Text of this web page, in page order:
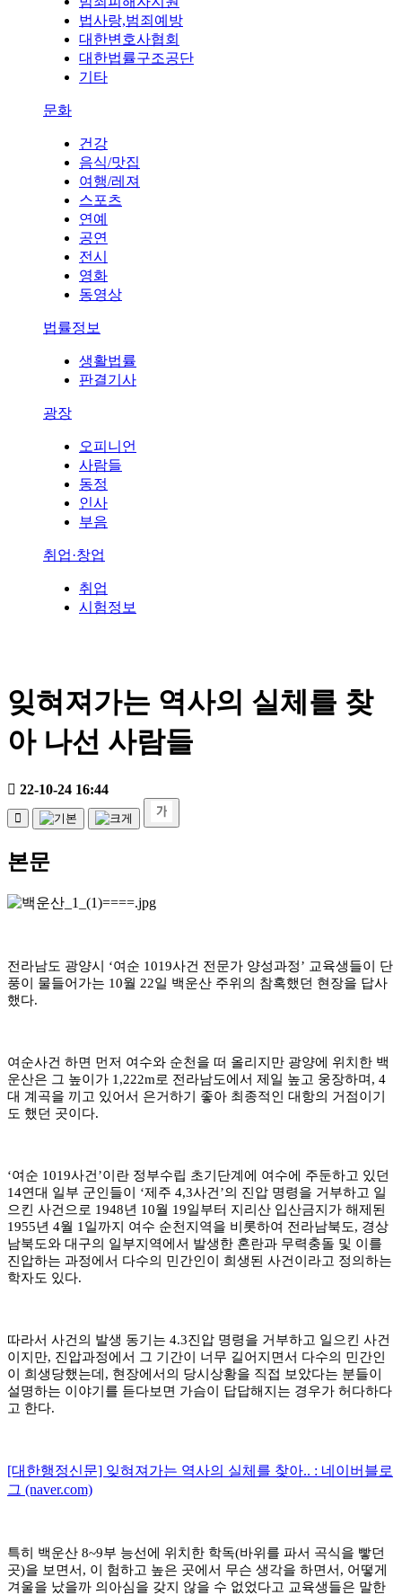
법사랑,범죄예방
대한변호사협회
대한법률구조공단
기타
문화
건강
음식/맛집
여행/레져
스포츠
연예
공연
전시
영화
동영상
법률정보
생활법률
판결기사
광장
오피니언
사람들
동정
인사
부음
취업·창업
취업
시험정보
잊혀져가는 역사의 실체를 찾
아 나선 사람들
22-10-24 16:44
본문
전라남도 광양시 ‘여순 1019사건 전문가 양성과정’ 교육생들이 단
풍이 물들어가는 10월 22일 백운산 주위의 참혹했던 현장을 답사
했다.
여순사건 하면 먼저 여수와 순천을 떠 올리지만 광양에 위치한 백
운산은 그 높이가 1,222m로 전라남도에서 제일 높고 웅장하며, 4
대 계곡을 끼고 있어서 은거하기 좋아 최종적인 대항의 거점이기
도 했던 곳이다.
‘여순 1019사건’이란 정부수립 초기단계에 여수에 주둔하고 있던
14연대 일부 군인들이 ‘제주 4,3사건’의 진압 명령을 거부하고 일
으킨 사건으로 1948년 10월 19일부터 지리산 입산금지가 해제된
1955년 4월 1 일까지 여수 순천지역을 비롯하여 전라남북도, 경상
남북도와 대구의 일부지역에서 발생한 혼란과 무력충돌 및 이를
진압하는 과정에서 다수의 민간인이 희생된 사건이라고 정의하는
학자도 있다.
따라서 사건의 발생 동기는 4.3진압 명령을 거부하고 일으킨 사건
이지만, 진압과정에서 그 기간이 너무 길어지면서 다수의 민간인
이 희생당했는데, 현장에서의 당시상황을 직접 보았다는 분들이
설명하는 이야기를 듣다보면 가슴이 답답해지는 경우가 허다하다
고 한다.
[대한행정신문] 잊혀져가는 역사의 실체를 찾아.. : 네이버블로
그 (naver.com)
특히 백운산 8~9부 능선에 위치한 학독(바위를 파서 곡식을 빻던
곳)을 보면서, 이 험하고 높은 곳에서 무슨 생각을 하면서, 어떻게
겨울을 났을까 의아심을 갖지 않을 수 없었다고 교육생들은 말한